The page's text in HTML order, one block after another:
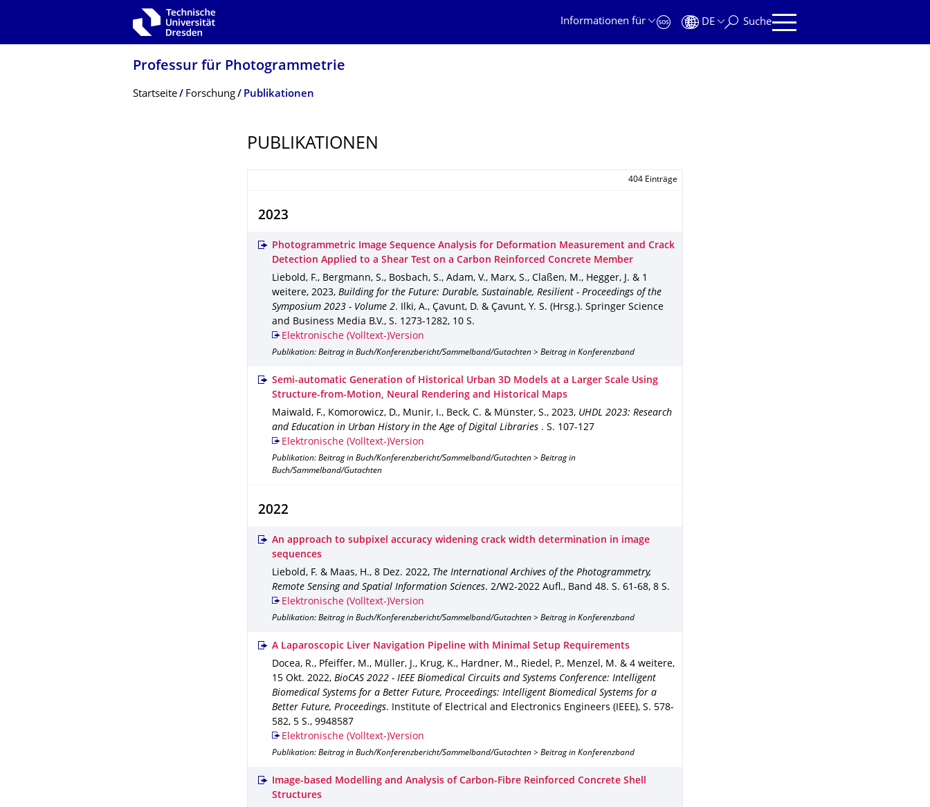
Zur Hauptnavigation springen
Informationen für
DE Suche
Professur für Photogrammetrie
Breadcrumb-Menü
Startseite Forschung Publikationen
PUBLIKATIONEN
404 Einträge
2023
Photogrammetric Image Sequence Analysis for Deformation Measurement and Crack
Detection Applied to a Shear Test on a Carbon Reinforced Concrete Member
Liebold, F., Bergmann, S., Bosbach, S., Adam, V., Marx, S., Claßen, M., Hegger, J. & 1
weitere, 2023, Building for the Future: Durable, Sustainable, Resilient - Proceedings of the
Symposium 2023 - Volume 2. Ilki, A., Çavunt, D. & Çavunt, Y. S. (Hrsg.). Springer Science
and Business Media B.V., S. 1273-1282, 10 S.
Elektronische (Volltext-)Version
Publikation: Beitrag in Buch/Konferenzbericht/Sammelband/Gutachten > Beitrag in Konferenzband
Semi-automatic Generation of Historical Urban 3D Models at a Larger Scale Using
Structure-from-Motion, Neural Rendering and Historical Maps
Maiwald, F., Komorowicz, D., Munir, I., Beck, C. & Münster, S., 2023, UHDL 2023: Research
and Education in Urban History in the Age of Digital Libraries . S. 107-127
Elektronische (Volltext-)Version
Publikation: Beitrag in Buch/Konferenzbericht/Sammelband/Gutachten > Beitrag in
Buch/Sammelband/Gutachten
2022
An approach to subpixel accuracy widening crack width determination in image
sequences
Liebold, F. & Maas, H., 8 Dez. 2022, The International Archives of the Photogrammetry,
Remote Sensing and Spatial Information Sciences. 2/W2-2022 Aufl., Band 48. S. 61-68, 8 S.
Elektronische (Volltext-)Version
Publikation: Beitrag in Buch/Konferenzbericht/Sammelband/Gutachten > Beitrag in Konferenzband
A Laparoscopic Liver Navigation Pipeline with Minimal Setup Requirements
Docea, R., Pfeiffer, M., Müller, J., Krug, K., Hardner, M., Riedel, P., Menzel, M. & 4 weitere,
15 Okt. 2022, BioCAS 2022 - IEEE Biomedical Circuits and Systems Conference: Intelligent
Biomedical Systems for a Better Future, Proceedings: Intelligent Biomedical Systems for a
Better Future, Proceedings. Institute of Electrical and Electronics Engineers (IEEE), S. 578-
582, 5 S., 9948587
Elektronische (Volltext-)Version
Publikation: Beitrag in Buch/Konferenzbericht/Sammelband/Gutachten > Beitrag in Konferenzband
Image-based Modelling and Analysis of Carbon-Fibre Reinforced Concrete Shell
Structures